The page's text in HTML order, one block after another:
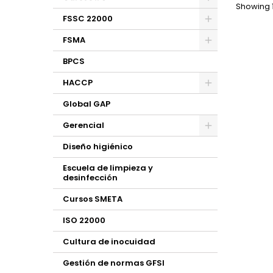
FSSC 22000
FSMA
BPCS
HACCP
Global GAP
Gerencial
Diseño higiénico
Escuela de limpieza y
desinfección
Cursos SMETA
ISO 22000
Cultura de inocuidad
Gestión de normas GFSI
Showing